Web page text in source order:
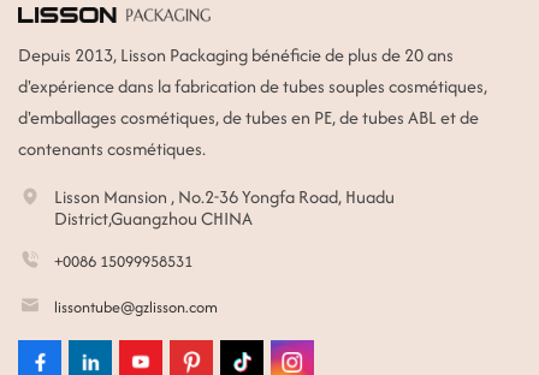
Depuis 2013, Lisson Packaging bénéficie de plus de 20 ans
d'expérience dans la fabrication de tubes souples cosmétiques,
d'emballages cosmétiques, de tubes en PE, de tubes ABL et de
contenants cosmétiques.
Lisson Mansion , No.2-36 Yongfa Road, Huadu
District,Guangzhou CHINA
+0086 15099958531
lissontube@gzlisson.com